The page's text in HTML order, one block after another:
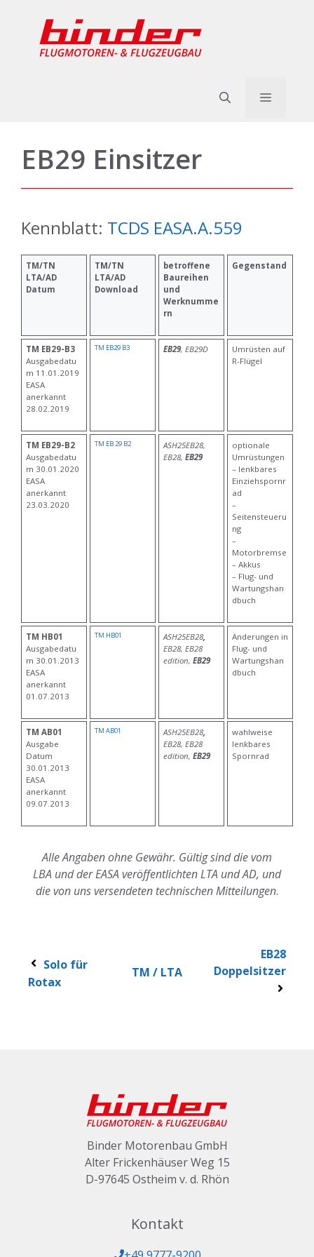
springen
Menü
EB29 Einsitzer
Kennblatt: TCDS EASA.A.559
TM/TN
LTA/AD
Datum
TM/TN
LTA/AD
Download
betroffene
Baureihen
und
Werknumme
rn
Gegenstand
TM EB29-B3
Ausgabedatu
m 11.01.2019
EASA
anerkannt
28.02.2019
TM EB29 B3 EB29, EB29D
Umrüsten auf
R-Flügel
TM EB29-B2
Ausgabedatu
m 30.01.2020
EASA
anerkannt
23.03.2020
TM EB 29 B2
ASH25EB28,
EB28, EB29
optionale
Umrüstungen
– lenkbares
Einziehspornr
ad
–
Seitensteueru
ng
–
Motorbremse
– Akkus
– Flug- und
Wartungshan
dbuch
TM HB01
Ausgabedatu
m 30.01.2013
EASA
anerkannt
01.07.2013
TM HB01 ASH25EB28,
EB28, EB28
edition, EB29
Änderungen in
Flug- und
Wartungshan
dbuch
TM AB01
Ausgabe
Datum
30.01.2013
EASA
anerkannt
09.07.2013
TM AB01 ASH25EB28,
EB28, EB28
edition, EB29
wahlweise
lenkbares
Spornrad
Alle Angaben ohne Gewähr. Gültig sind die vom
LBA und der EASA veröffentlichten LTA und AD, und
die von uns versendeten technischen Mitteilungen.
Solo für
Rotax
TM / LTA
EB28
Doppelsitzer
Binder Motorenbau GmbH
Alter Frickenhäuser Weg 15
D-97645 Ostheim v. d. Rhön
Kontakt